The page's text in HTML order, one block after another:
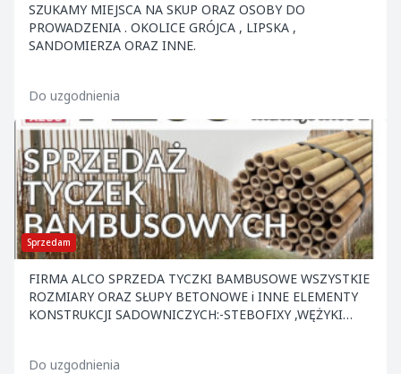
SZUKAMY MIEJSCA NA SKUP ORAZ OSOBY DO
PROWADZENIA . OKOLICE GRÓJCA , LIPSKA ,
SANDOMIERZA ORAZ INNE.
Do uzgodnienia
Sprzedam
FIRMA ALCO SPRZEDA TYCZKI BAMBUSOWE WSZYSTKIE
ROZMIARY ORAZ SŁUPY BETONOWE i INNE ELEMENTY
KONSTRUKCJI SADOWNICZYCH:-STEBOFIXY ,WĘŻYKI
Do uzgodnienia